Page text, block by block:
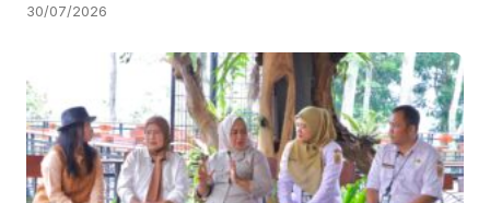
30/07/2026